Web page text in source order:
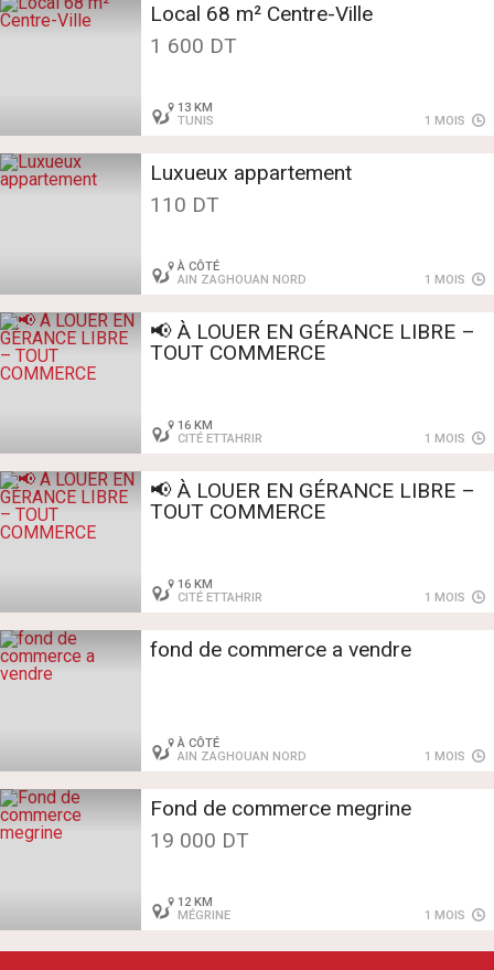
Local 68 m² Centre-Ville
1 600 DT
13 KM
TUNIS
1 MOIS
Luxueux appartement
110 DT
À CÔTÉ
AIN ZAGHOUAN NORD
1 MOIS
📢 À LOUER EN GÉRANCE LIBRE –
TOUT COMMERCE
16 KM
CITÉ ETTAHRIR
1 MOIS
📢 À LOUER EN GÉRANCE LIBRE –
TOUT COMMERCE
16 KM
CITÉ ETTAHRIR
1 MOIS
fond de commerce a vendre
À CÔTÉ
AIN ZAGHOUAN NORD
1 MOIS
Fond de commerce megrine
19 000 DT
12 KM
MÉGRINE
1 MOIS